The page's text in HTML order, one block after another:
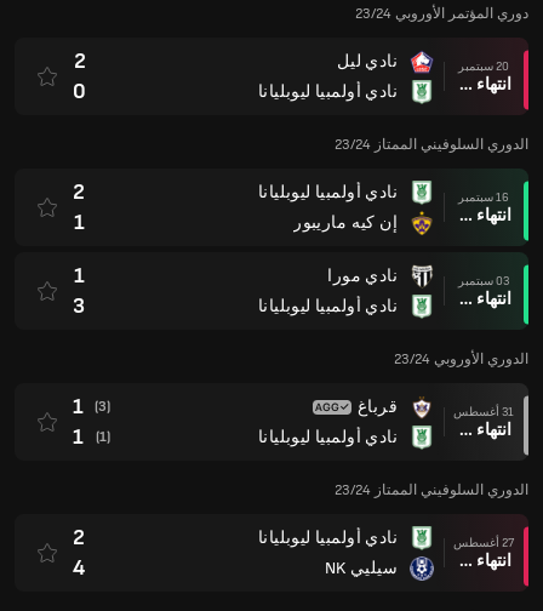
دوري المؤتمر الأوروبي 23/24
20 سبتمبر
انتهاء وقت المباراة
نادي ليل
نادي أولمبيا ليوبليانا
2
0
الدوري السلوفيني الممتاز 23/24
16 سبتمبر
انتهاء وقت المباراة
نادي أولمبيا ليوبليانا
إن كيه ماريبور
2
1
03 سبتمبر
انتهاء وقت المباراة
نادي مورا
نادي أولمبيا ليوبليانا
1
3
الدوري الأوروبي 23/24
31 أغسطس
انتهاء وقت المباراة
قرباغ
نادي أولمبيا ليوبليانا
(3)
1
(1)
1
الدوري السلوفيني الممتاز 23/24
27 أغسطس
انتهاء وقت المباراة
نادي أولمبيا ليوبليانا
سيليي NK
2
4